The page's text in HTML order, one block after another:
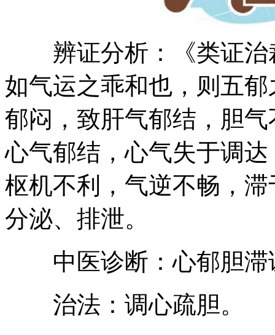
辨证分析：《类证治
如气运之乖和也，则五
郁闷，致肝气郁结，胆
心气郁结，心气失于调
枢机不利，气逆不畅，
分泌、排泄。
中医诊断：心郁胆滞
治法：调心疏胆。